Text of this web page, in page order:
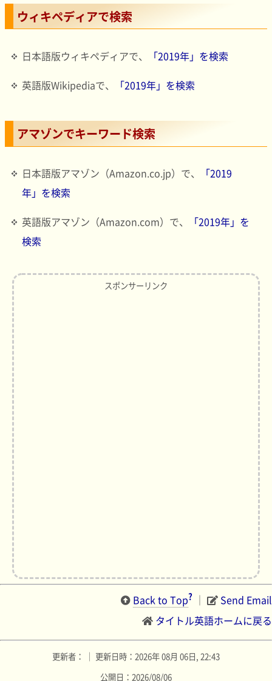
ウィキペディアで検索
日本語版ウィキペディアで、
「2019年」を検索
英語版Wikipediaで、
「2019年」を検索
アマゾンでキーワード検索
日本語版アマゾン（Amazon.co.jp）で、
「2019
年」を検索
英語版アマゾン（Amazon.com）で、
「2019年」を
検索
スポンサーリンク
Back to Top? ｜
Send Email
タイトル英語ホームに戻る
更新者： ｜ 更新日時：2026年 08月 06日, 22:43
公開日：2026/08/06